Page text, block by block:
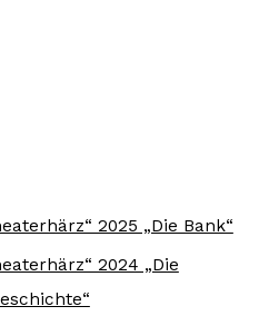
2025 „Die Bank“
2024 „Die